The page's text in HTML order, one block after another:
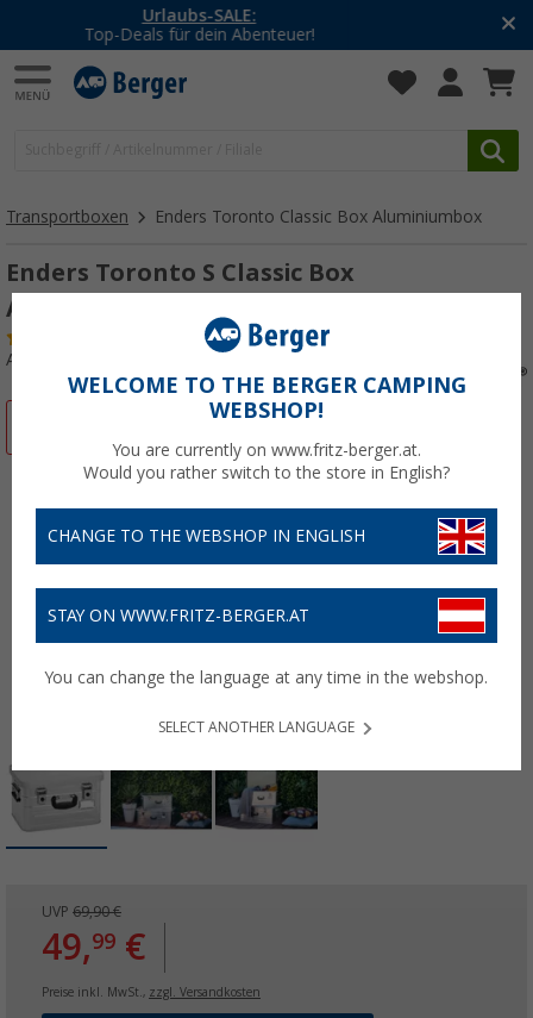
-20% auf Kleidung und Schuhe
Mit dem Aktionscode
Transportboxen Enders Toronto Classic Box Aluminiumbox
Enders Toronto S Classic Box
Aluminiumbox 29 Liter silber
Art.-Nr.: 816117
UVP 69,90 €
49,99 €
Preise inkl. MwSt., zzgl. Versandkosten
WELCOME TO THE BERGER CAMPING
WEBSHOP!
You are currently on www.fritz-berger.at.
Would you rather switch to the store in English?
CHANGE TO THE WEBSHOP IN ENGLISH
STAY ON WWW.FRITZ-BERGER.AT
You can change the language at any time in the webshop.
SELECT ANOTHER LANGUAGE